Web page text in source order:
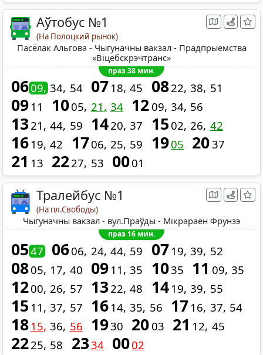
Аўтобус №1
(На Полоцкий рынок)
Пасёлак Альгова - Чыгуначны вакзал - Прадпрыемства
«Віцебскрэчтранс»
праз 38 мин.
0609 34 54 07 18 45 0822 38 51
09 11 1005 21 34 12 09 34 56
1321 44 59 1420 37 15 02 26 42
16 19 42 1706 25 59 1905 2037
21 13 2227 53 0001
Тралейбус №1
(На пл.Свободы)
Чыгуначны вакзал - вул.Праўды - Мікрараён Фрунзэ
праз 16 мин.
0547 0606 24 44 59 07 19 39 52
0805 17 40 09 11 35 1035 11 09 35
1200 26 57 1322 48 14 19 39 55
15 11 37 57 16 14 35 56 17 16 37 54
18 15 36 56 1930 20 03 21 12 45
2225 58 2334 0002